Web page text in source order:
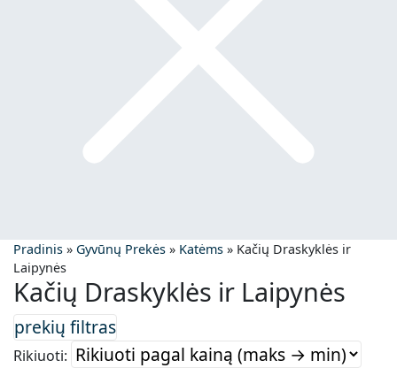
Pradinis » Gyvūnų Prekės » Katėms » Kačių Draskyklės ir
Laipynės
Kačių Draskyklės ir Laipynės
Rikiuoti: